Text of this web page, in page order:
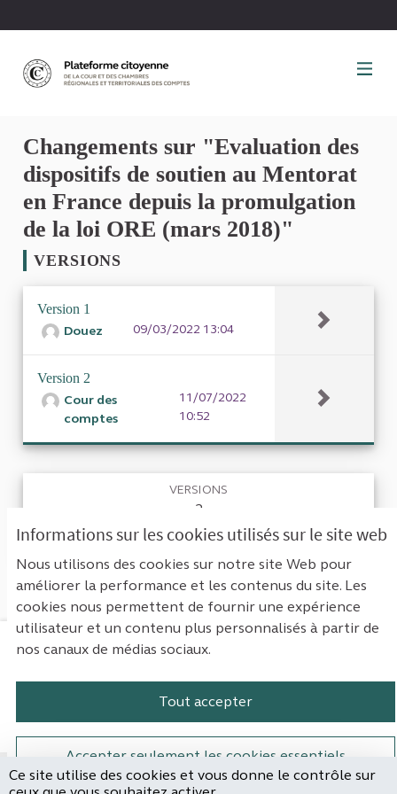
Informations sur les cookies utilisés sur le site web
Nous utilisons des cookies sur notre site Web pour
améliorer la performance et les contenus du site. Les
cookies nous permettent de fournir une expérience
utilisateur et un contenu plus personnalisés à partir de
nos canaux de médias sociaux.
Tout accepter
Accepter seulement les cookies essentiels
Changements sur "Evaluation des
dispositifs de soutien au Mentorat
en France depuis la promulgation
de la loi ORE (mars 2018)"
VERSIONS
Version 1
Douez
09/03/2022 13:04
Version 2
Cour des
comptes
11/07/2022
10:52
VERSIONS
2
RETOURNER À LA PROPOSITION
Mentions légales
Paramètres des cookies
Plateforme de participation de la
Plateforme de participation de la
Plateforme de participation
Plateforme de
Site réalisé par
Ce site utilise des cookies et vous donne le contrôle sur